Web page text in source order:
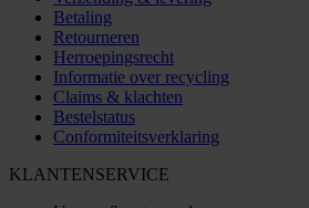
Betaling
Retourneren
Herroepingsrecht
Informatie over recycling
Claims & klachten
Bestelstatus
Conformiteitsverklaring
KLANTENSERVICE